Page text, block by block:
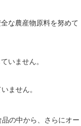
な農産物原料を努めて
いません。
ません。
の中から、さらにオー